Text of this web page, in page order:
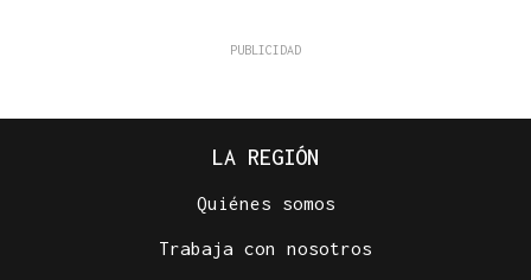
LA REGIÓN
Quiénes somos
Trabaja con nosotros